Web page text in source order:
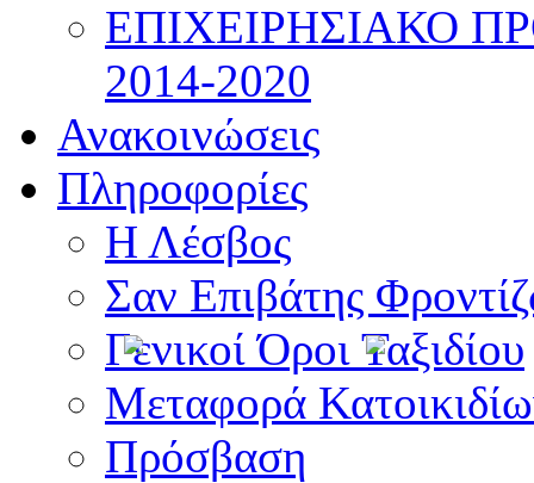
ΕΠΙΧΕΙΡΗΣΙΑΚΟ
2014-2020
Ανακοινώσεις
Πληροφορίες
Η Λέσβος
Σαν Επιβάτης
Γενικοί Όροι Ταξιδίου
Μεταφορά
Πρόσβαση